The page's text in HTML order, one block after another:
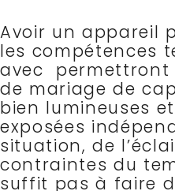
Avoir un appareil
les compétences
avec permettront
de mariage de
bien lumineuses
exposées
situation, de
contraintes du
suffit pas à faire